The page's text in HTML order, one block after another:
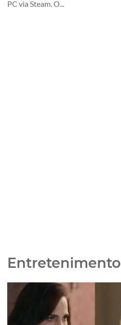
PC via Steam. O...
Entretenimento